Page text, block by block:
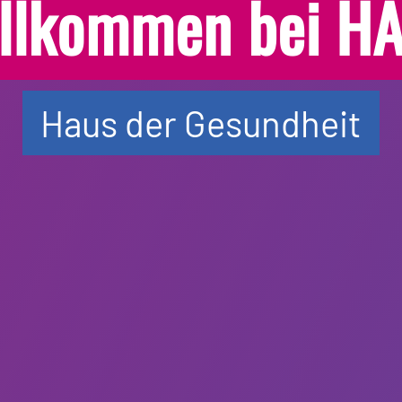
bei
Haus der Gesundheit